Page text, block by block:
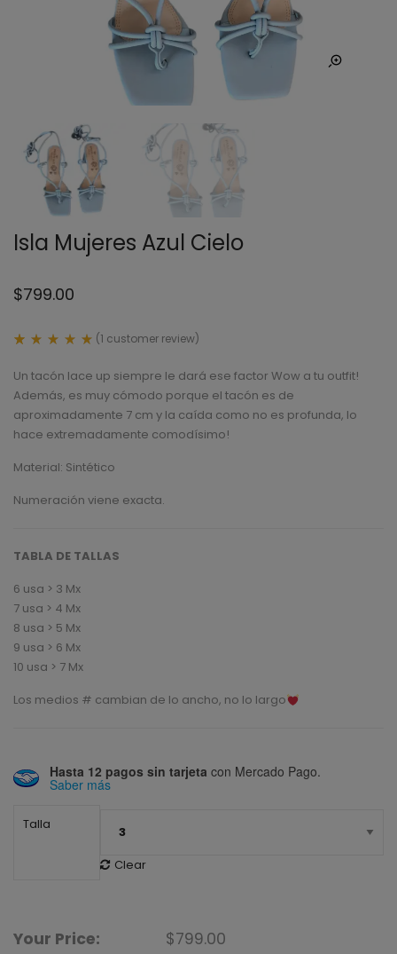
Isla Mujeres Azul Cielo
$799.00
out
of 5
based
on
rating
(1 customer review)
Un tacón lace up siempre le dará ese factor Wow a tu outfit!
Además, es muy cómodo porque el tacón es de
aproximadamente 7 cm y la caída como no es profunda, lo
hace extremadamente comodísimo!
Material: Sintético
Numeración viene exacta.
TABLA DE TALLAS
6 usa > 3 Mx
7 usa > 4 Mx
8 usa > 5 Mx
9 usa > 6 Mx
10 usa > 7 Mx
Los medios # cambian de lo ancho, no lo largo
Hasta 12 pagos sin tarjeta con Mercado Pago.
Saber más
Talla
Clear
Your Price: $799.00